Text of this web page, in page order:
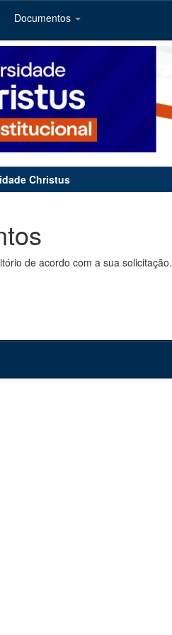
Documentos
Christus
de acordo com a sua solicitação.